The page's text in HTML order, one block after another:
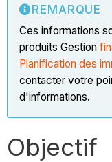
REMARQUE
Ces informations
produits Gestion
Planification des
contacter votre
d'informations.
Objectif